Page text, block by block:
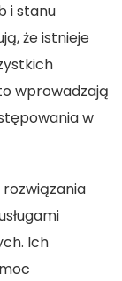
i stanu
że istnieje
wprowadzają
w
rozwiązania
Ich